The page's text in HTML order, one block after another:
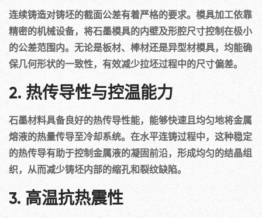
连续铸造对铸坯的截面公差有着严格的要求。模具加工依靠
精密的机械设备，将石墨模具的内壁及形腔尺寸控制在极小
的公差范围内。无论是板材、棒材还是异型材模具，均能确
保几何形状的一致性，有效减少拉坯过程中的尺寸偏差。
2. 热传导性与控温能力
石墨材料具备良好的热传导性能，能够快速且均匀地将金属
熔液的热量传导至冷却系统。在水平连铸过程中，这种稳定
的热传导有助于控制金属液的凝固前沿，形成均匀的结晶组
织，从而减少铸坯内部的缩孔和裂纹缺陷。
3. 高温抗热震性